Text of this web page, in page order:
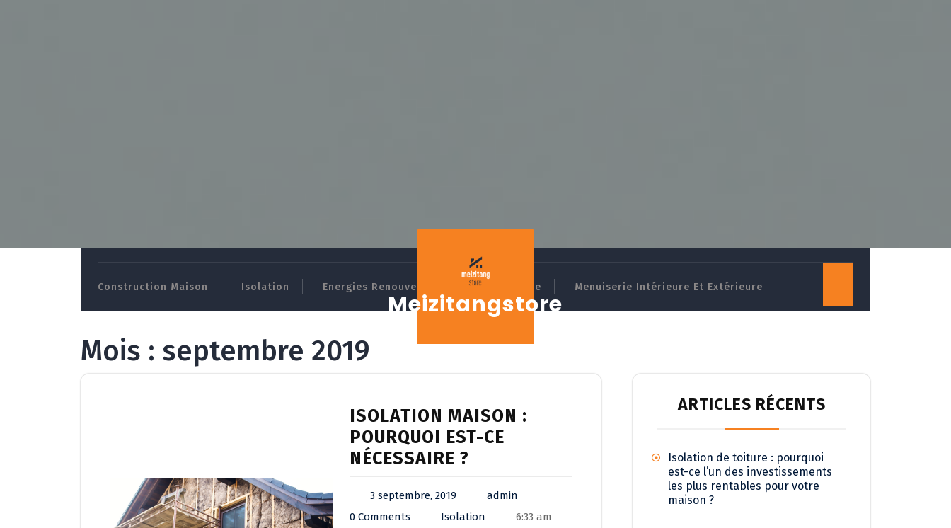
Meizitangstore
Construction Maison Isolation Energies Renouvelables Domotique Menuiserie Intérieure Et Extérieure
Mois : septembre 2019
ISOLATION MAISON :
POURQUOI EST-CE
NÉCESSAIRE ?
3 septembre, 2019
admin
0 Comments
Isolation 6:33 am
ARTICLES RÉCENTS
Isolation de toiture : pourquoi
est-ce l’un des investissements
les plus rentables pour votre
maison ?